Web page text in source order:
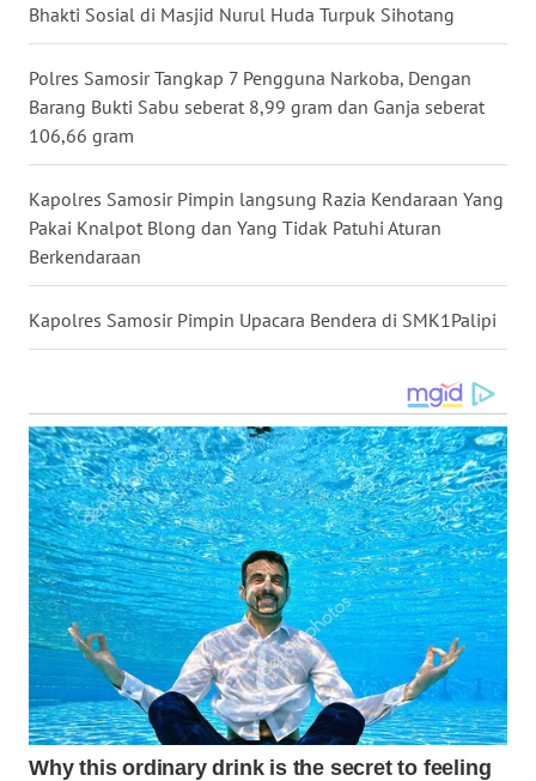
Bhakti Sosial di Masjid Nurul Huda Turpuk Sihotang
Polres Samosir Tangkap 7 Pengguna Narkoba, Dengan
Barang Bukti Sabu seberat 8,99 gram dan Ganja seberat
106,66 gram
Kapolres Samosir Pimpin langsung Razia Kendaraan Yang
Pakai Knalpot Blong dan Yang Tidak Patuhi Aturan
Berkendaraan
Kapolres Samosir Pimpin Upacara Bendera di SMK1Palipi
WN
WN
BOGOR
DEPOK
TAPANULI
UTARA
WN
SAMOSIR
WN
PADANG
LAWAS
WN
SUMEDANG
WN
CIANJUR